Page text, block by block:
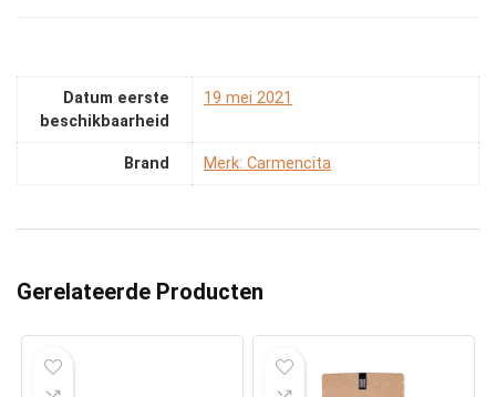
Datum eerste
beschikbaarheid
19 mei 2021
Brand Merk: Carmencita
Gerelateerde Producten